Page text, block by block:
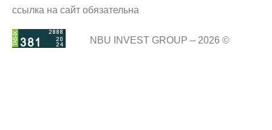
ссылка на сайт обязательна
NBU INVEST GROUP – 2026 ©